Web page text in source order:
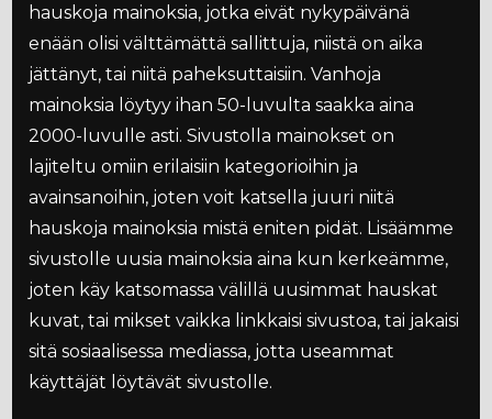
hauskoja mainoksia, jotka eivät nykypäivänä
enään olisi välttämättä sallittuja, niistä on aika
jättänyt, tai niitä paheksuttaisiin. Vanhoja
mainoksia löytyy ihan 50-luvulta saakka aina
2000-luvulle asti. Sivustolla mainokset on
lajiteltu omiin erilaisiin kategorioihin ja
avainsanoihin, joten voit katsella juuri niitä
hauskoja mainoksia mistä eniten pidät. Lisäämme
sivustolle uusia mainoksia aina kun kerkeämme,
joten käy katsomassa välillä uusimmat hauskat
kuvat, tai mikset vaikka linkkaisi sivustoa, tai jakaisi
sitä sosiaalisessa mediassa, jotta useammat
käyttäjät löytävät sivustolle.